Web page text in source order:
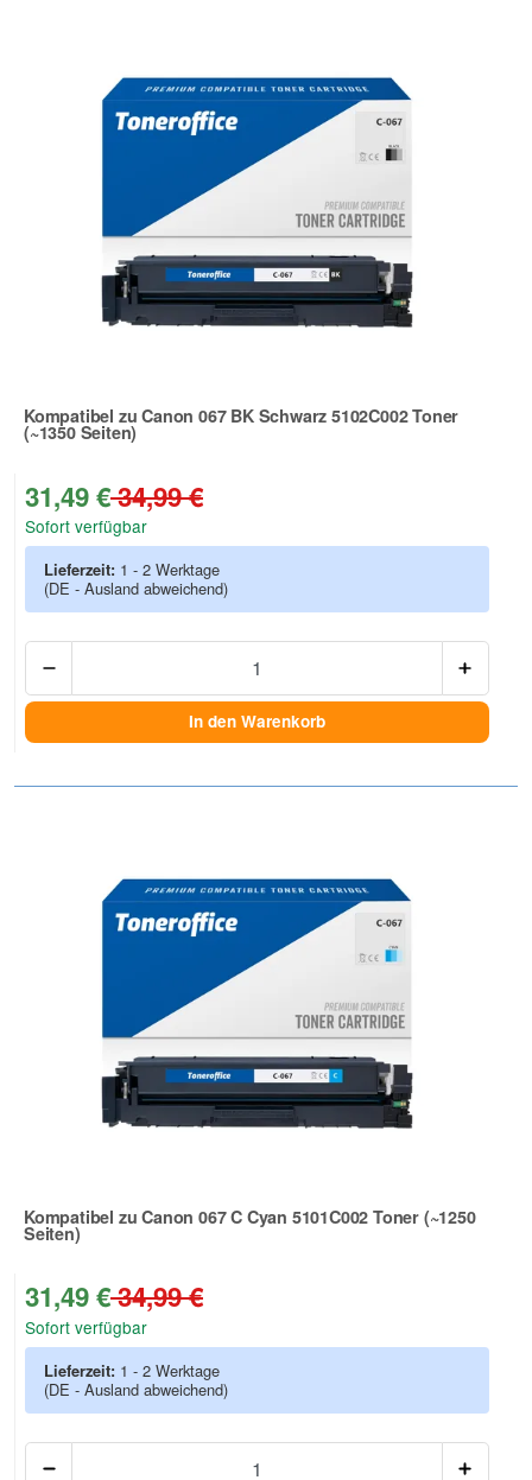
Kompatibel zu Canon 067 BK Schwarz 5102C002 Toner
(~1350 Seiten)
Zur Artikelbewertung
31,49 €34,99 €
Sofort verfügbar
Lieferzeit: 1 - 2 Werktage
(DE - Ausland abweichend)
In den Warenkorb
Kompatibel zu Canon 067 C Cyan 5101C002 Toner (~1250
Seiten)
Zur Artikelbewertung
31,49 €34,99 €
Sofort verfügbar
Lieferzeit: 1 - 2 Werktage
(DE - Ausland abweichend)